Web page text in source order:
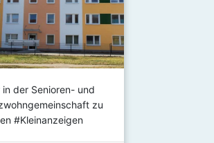
in der Senioren- und
zu
#Kleinanzeigen